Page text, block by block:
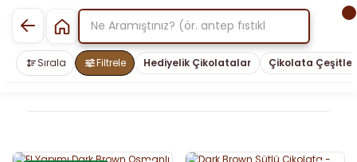
Sırala Filtrele Hediyelik Çikolatalar Çikolata